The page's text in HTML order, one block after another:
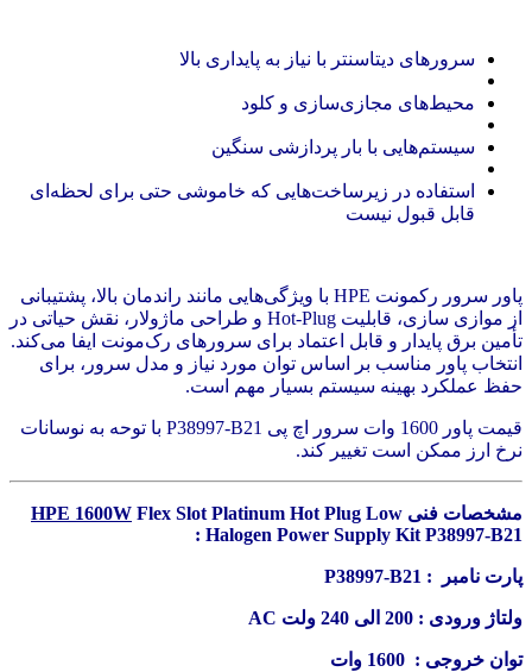
سرورهای دیتاسنتر با نیاز به پایداری بالا
محیط‌های مجازی‌سازی و کلود
سیستم‌هایی با بار پردازشی سنگین
استفاده در زیرساخت‌هایی که خاموشی حتی برای لحظه‌ای
قابل قبول نیست
پاور سرور رکمونت HPE با ویژگی‌هایی مانند راندمان بالا، پشتیبانی
از موازی سازی، قابلیت Hot-Plug و طراحی ماژولار، نقش حیاتی در
تأمین برق پایدار و قابل اعتماد برای سرورهای رک‌مونت ایفا می‌کند.
انتخاب پاور مناسب بر اساس توان مورد نیاز و مدل سرور، برای
حفظ عملکرد بهینه سیستم بسیار مهم است.
قیمت پاور 1600 وات سرور اچ پی P38997-B21 با توحه به نوسانات
نرخ ارز ممکن است تغییر کند.
مشخصات فنی HPE 1600W Flex Slot Platinum Hot Plug Low
Halogen Power Supply Kit P38997-B21 :
پارت نامبر : P38997-B21
ولتاژ ورودی : 200 الی 240 ولت AC
توان خروجی : 1600 وات